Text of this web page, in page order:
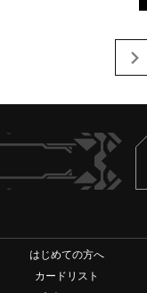
はじめての方へ
カードリスト